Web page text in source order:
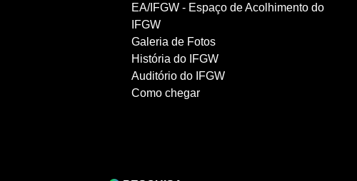
EA/IFGW - Espaço de Acolhimento do
IFGW
Galeria de Fotos
História do IFGW
Auditório do IFGW
Como chegar